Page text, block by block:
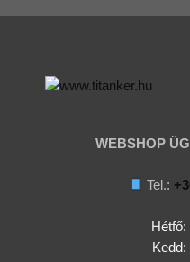
WEBSHOP
Tel.:
Kedd: